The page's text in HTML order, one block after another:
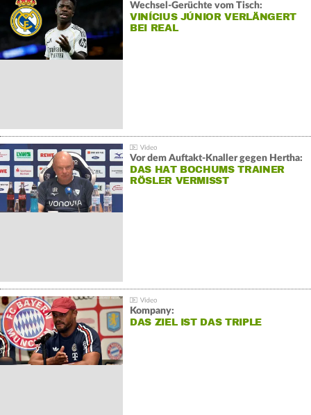
Wechsel-Gerüchte vom Tisch:
VINÍCIUS JÚNIOR VERLÄNGERT
BEI REAL
Vor dem Auftakt-Knaller gegen Hertha:
DAS HAT BOCHUMS TRAINER
RÖSLER VERMISST
Kompany:
DAS ZIEL IST DAS TRIPLE